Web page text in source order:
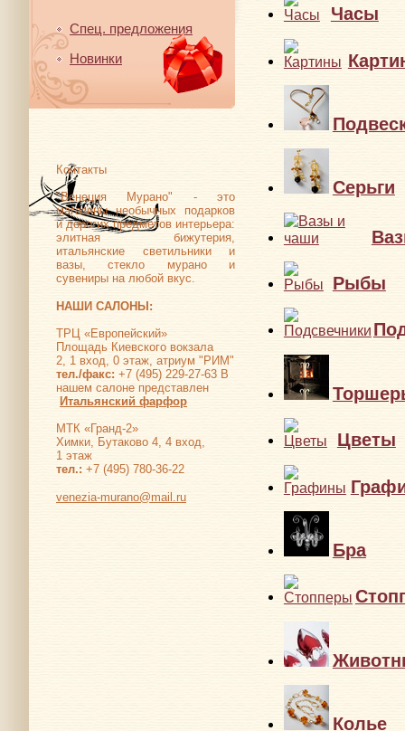
Спец. предложения
Новинки
Контакты
"Венеция Мурано" - это
магазины необычных подарков
и дорогих предметов интерьера:
элитная бижутерия,
итальянские светильники и
вазы, стекло мурано и
сувениры на любой вкус.
НАШИ САЛОНЫ:
ТРЦ «Европейский»
Площадь Киевского вокзала
2, 1 вход, 0 этаж, атриум "РИМ"
тел./факс: +7 (495) 229-27-63 В
нашем салоне представлен
Итальянский фарфор
МТК «Гранд-2»
Химки, Бутаково 4, 4 вход,
1 этаж
тел.: +7 (495) 780-36-22
venezia-murano@mail.ru
Часы
Серьги
Рыбы
Цветы
Бра
Колье